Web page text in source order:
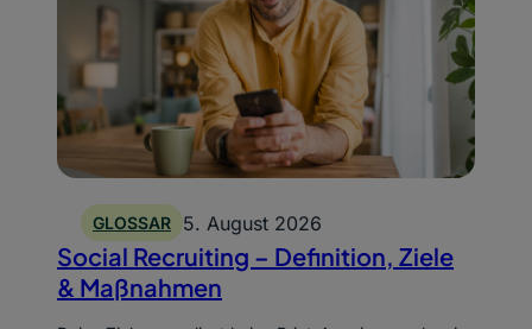
GLOSSAR 5. August 2026
Social Recruiting – Definition, Ziele
& Maßnahmen